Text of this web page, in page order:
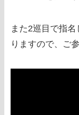
また2巡目で指
りますので、ご